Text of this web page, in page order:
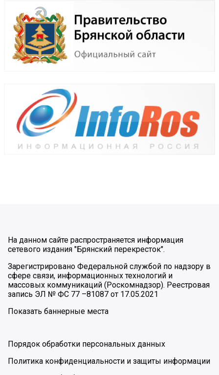
На данном сайте распространяется информация
сетевого издания "Брянский перекресток".
Зарегистрировано Федеральной службой по надзору в
сфере связи, информационных технологий и
массовых коммуникаций (Роскомнадзор). Реестровая
запись ЭЛ № ФС 77 –81087 от 17.05.2021
Показать баннерные места
Порядок обработки персональных данных
Политика конфиденциальности и защиты информации